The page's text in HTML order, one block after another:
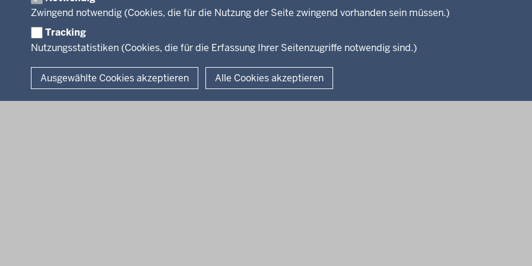
Zwingend notwendig (Cookies, die für die Nutzung der Seite zwingend vorhanden sein müssen.)
Tracking
Nutzungsstatistiken (Cookies, die für die Erfassung Ihrer Seitenzugriffe notwendig sind.)
Ausgewählte Cookies akzeptieren Alle Cookies akzeptieren
Rechtsgrundlagen
Weiterbildung